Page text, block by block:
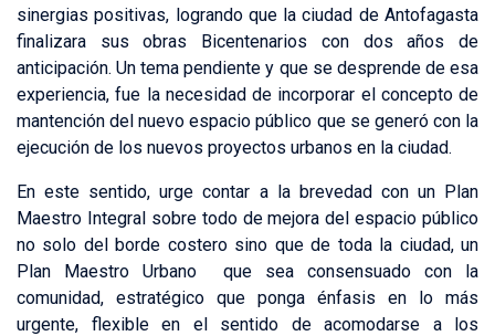
sinergias positivas, logrando que la ciudad de Antofagasta
finalizara sus obras Bicentenarios con dos años de
anticipación. Un tema pendiente y que se desprende de esa
experiencia, fue la necesidad de incorporar el concepto de
mantención del nuevo espacio público que se generó con la
ejecución de los nuevos proyectos urbanos en la ciudad.
En este sentido, urge contar a la brevedad con un Plan
Maestro Integral sobre todo de mejora del espacio público
no solo del borde costero sino que de toda la ciudad, un
Plan Maestro Urbano que sea consensuado con la
comunidad, estratégico que ponga énfasis en lo más
urgente, flexible en el sentido de acomodarse a los